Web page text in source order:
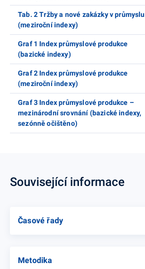
Tab. 2 Tržby a nové zakázky v průmyslu
(meziroční indexy)
Graf 1 Index průmyslové produkce
(bazické indexy)
Graf 2 Index průmyslové produkce
(meziroční indexy)
Graf 3 Index průmyslové produkce –
mezinárodní srovnání (bazické indexy,
sezónně očištěno)
Související informace
Časové řady
Metodika